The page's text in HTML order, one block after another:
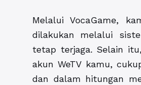
Melalui VocaGame,
dilakukan melalui
tetap terjaga. Selain
akun WeTV kamu,
dan dalam hitungan